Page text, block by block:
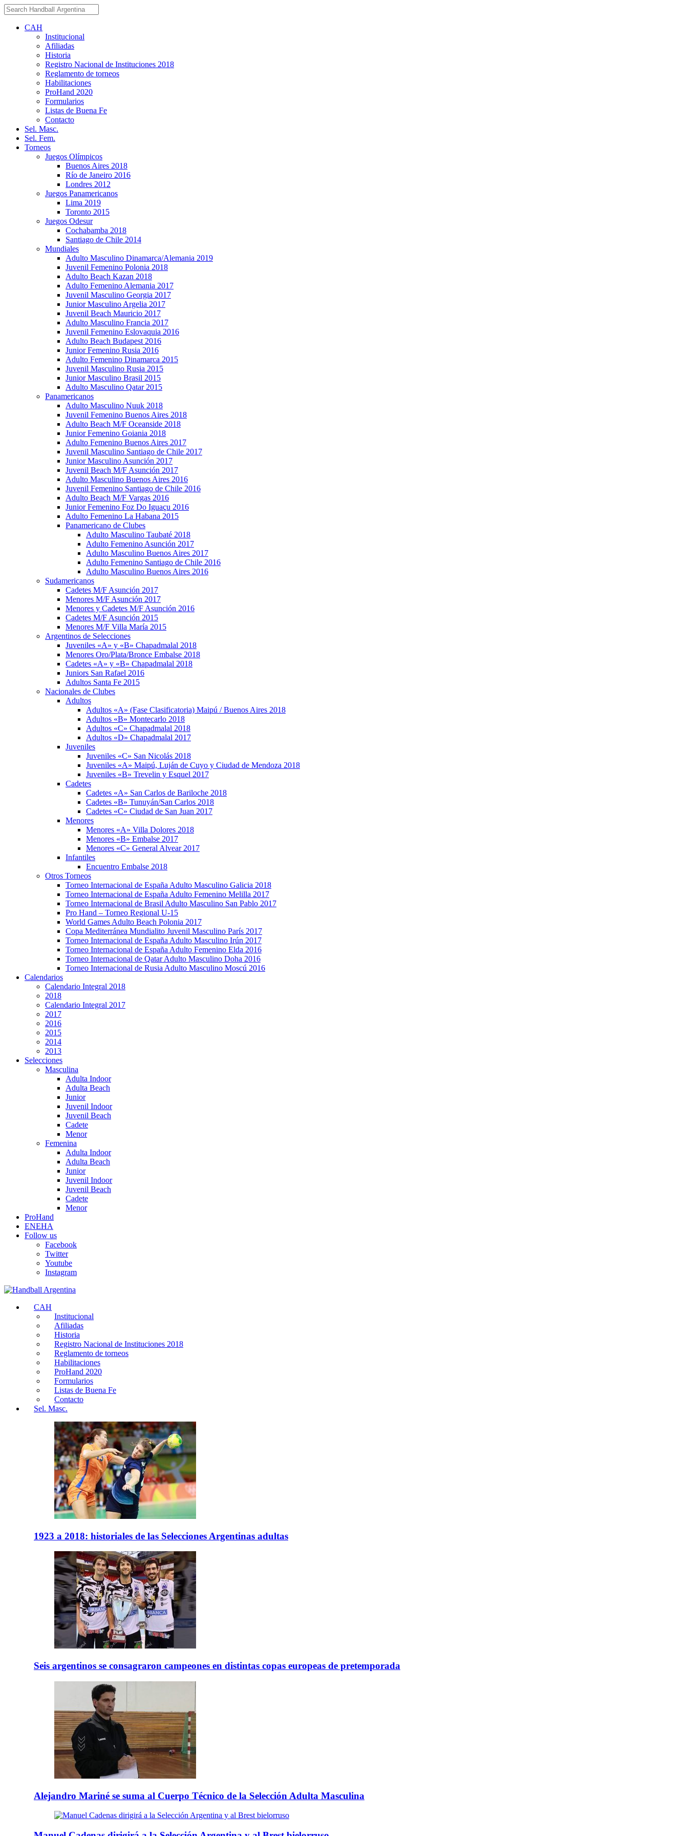
CAH
Institucional
Afiliadas
Historia
Registro Nacional de Instituciones 2018
Reglamento de torneos
Habilitaciones
ProHand 2020
Formularios
Listas de Buena Fe
Contacto
Sel. Masc.
Sel. Fem.
Torneos
Juegos Olímpicos
Buenos Aires 2018
Río de Janeiro 2016
Londres 2012
Juegos Panamericanos
Lima 2019
Toronto 2015
Juegos Odesur
Cochabamba 2018
Santiago de Chile 2014
Mundiales
Adulto Masculino Dinamarca/Alemania 2019
Juvenil Femenino Polonia 2018
Adulto Beach Kazan 2018
Adulto Femenino Alemania 2017
Juvenil Masculino Georgia 2017
Junior Masculino Argelia 2017
Juvenil Beach Mauricio 2017
Adulto Masculino Francia 2017
Juvenil Femenino Eslovaquia 2016
Adulto Beach Budapest 2016
Junior Femenino Rusia 2016
Adulto Femenino Dinamarca 2015
Juvenil Masculino Rusia 2015
Junior Masculino Brasil 2015
Adulto Masculino Qatar 2015
Panamericanos
Adulto Masculino Nuuk 2018
Juvenil Femenino Buenos Aires 2018
Adulto Beach M/F Oceanside 2018
Junior Femenino Goiania 2018
Adulto Femenino Buenos Aires 2017
Juvenil Masculino Santiago de Chile 2017
Junior Masculino Asunción 2017
Juvenil Beach M/F Asunción 2017
Adulto Masculino Buenos Aires 2016
Juvenil Femenino Santiago de Chile 2016
Adulto Beach M/F Vargas 2016
Junior Femenino Foz Do Iguaçu 2016
Adulto Femenino La Habana 2015
Panamericano de Clubes
Adulto Masculino Taubaté 2018
Adulto Femenino Asunción 2017
Adulto Masculino Buenos Aires 2017
Adulto Femenino Santiago de Chile 2016
Adulto Masculino Buenos Aires 2016
Sudamericanos
Cadetes M/F Asunción 2017
Menores M/F Asunción 2017
Menores y Cadetes M/F Asunción 2016
Cadetes M/F Asunción 2015
Menores M/F Villa María 2015
Argentinos de Selecciones
Juveniles «A» y «B» Chapadmalal 2018
Menores Oro/Plata/Bronce Embalse 2018
Cadetes «A» y «B» Chapadmalal 2018
Juniors San Rafael 2016
Adultos Santa Fe 2015
Nacionales de Clubes
Adultos
Adultos «A» (Fase Clasificatoria) Maipú / Buenos Aires 2018
Adultos «B» Montecarlo 2018
Adultos «C» Chapadmalal 2018
Adultos «D» Chapadmalal 2017
Juveniles
Juveniles «C» San Nicolás 2018
Juveniles «A» Maipú, Luján de Cuyo y Ciudad de Mendoza 2018
Juveniles «B» Trevelin y Esquel 2017
Cadetes
Cadetes «A» San Carlos de Bariloche 2018
Cadetes «B» Tunuyán/San Carlos 2018
Cadetes «C» Ciudad de San Juan 2017
Menores
Menores «A» Villa Dolores 2018
Menores «B» Embalse 2017
Menores «C» General Alvear 2017
Infantiles
Encuentro Embalse 2018
Otros Torneos
Torneo Internacional de España Adulto Masculino Galicia 2018
Torneo Internacional de España Adulto Femenino Melilla 2017
Torneo Internacional de Brasil Adulto Masculino San Pablo 2017
Pro Hand – Torneo Regional U-15
World Games Adulto Beach Polonia 2017
Copa Mediterránea Mundialito Juvenil Masculino París 2017
Torneo Internacional de España Adulto Masculino Irún 2017
Torneo Internacional de España Adulto Femenino Elda 2016
Torneo Internacional de Qatar Adulto Masculino Doha 2016
Torneo Internacional de Rusia Adulto Masculino Moscú 2016
Calendarios
Calendario Integral 2018
2018
Calendario Integral 2017
2017
2016
2015
2014
2013
Selecciones
Masculina
Adulta Indoor
Adulta Beach
Junior
Juvenil Indoor
Juvenil Beach
Cadete
Menor
Femenina
Adulta Indoor
Adulta Beach
Junior
Juvenil Indoor
Juvenil Beach
Cadete
Menor
ProHand
ENEHA
Follow us
Facebook
Twitter
Youtube
Instagram
CAH
Institucional
Afiliadas
Historia
Registro Nacional de Instituciones 2018
Reglamento de torneos
Habilitaciones
ProHand 2020
Formularios
Listas de Buena Fe
Contacto
Sel. Masc.
1923 a 2018: historiales de las Selecciones Argentinas adultas
Seis argentinos se consagraron campeones en distintas copas europeas de pretemporada
Alejandro Mariné se suma al Cuerpo Técnico de la Selección Adulta Masculina